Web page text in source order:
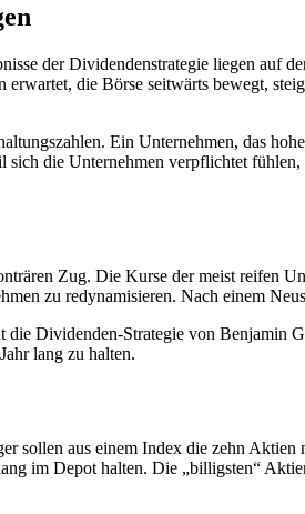
der Dividendenstrategie liegen auf
erwartet, die Börse seitwärts bewegt,
Ein Unternehmen, das
die Unternehmen verpflichtet
Zug. Die Kurse der meist reifen
zu redynamisieren. Nach einem
die Dividenden-Strategie von Benjamin
lang zu halten.
sollen aus einem Index die zehn
im Depot halten. Die „billigsten“